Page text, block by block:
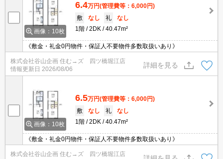
画像：10枚
6.4万円(管理費等：6,000円)
敷
なし 礼
なし
1階
2DK 40.47m²
《敷金・礼金0円物件・保証人不要物件多数取扱いあり》
株式会社谷山企画 住む→ズ 四ツ橋堀江店
情報更新日 2026/08/06
詳細を見る
画像：10枚
6.5万円(管理費等：6,000円)
敷
なし 礼
なし
1階
2DK 40.47m²
《敷金・礼金0円物件・保証人不要物件多数取扱いあり》
株式会社谷山企画 住む→ズ 四ツ橋堀江店